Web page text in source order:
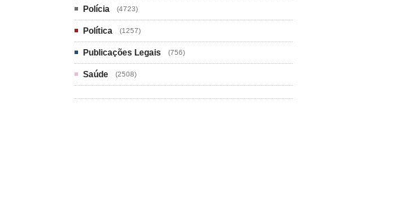
Polícia (4723)
Política (1257)
Publicações Legais (756)
Saúde (2508)